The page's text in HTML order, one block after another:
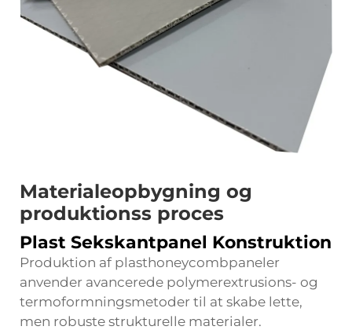
Materialeopbygning og
produktionss proces
Plast Sekskantpanel Konstruktion
Produktion af plasthoneycombpaneler
anvender avancerede polymerextrusions- og
termoformningsmetoder til at skabe lette,
men robuste strukturelle materialer.